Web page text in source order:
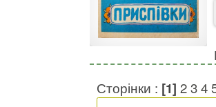
Сторінки : [1] 234